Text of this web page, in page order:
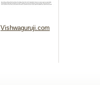
Vishwaguruji.com